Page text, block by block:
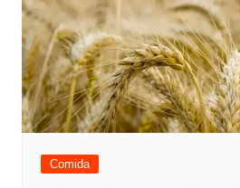
Comida